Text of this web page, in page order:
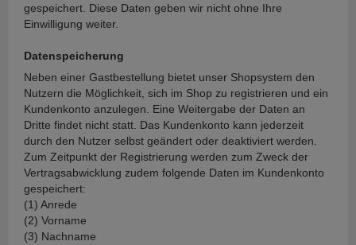
gespeichert. Diese Daten geben wir nicht ohne Ihre
Einwilligung weiter.
Datenspeicherung
Neben einer Gastbestellung bietet unser Shopsystem den
Nutzern die Möglichkeit, sich im Shop zu registrieren und ein
Kundenkonto anzulegen. Eine Weitergabe der Daten an
Dritte findet nicht statt. Das Kundenkonto kann jederzeit
durch den Nutzer selbst geändert oder deaktiviert werden.
Zum Zeitpunkt der Registrierung werden zum Zweck der
Vertragsabwicklung zudem folgende Daten im Kundenkonto
gespeichert:
(1) Anrede
(2) Vorname
(3) Nachname